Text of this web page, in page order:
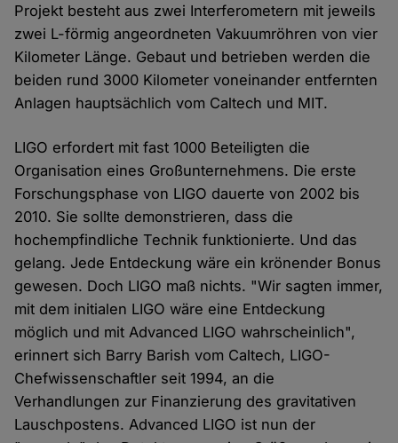
Projekt besteht aus zwei Interferometern mit jeweils
zwei L-förmig angeordneten Vakuumröhren von vier
Kilometer Länge. Gebaut und betrieben werden die
beiden rund 3000 Kilometer voneinander entfernten
Anlagen hauptsächlich vom Caltech und MIT.
LIGO erfordert mit fast 1000 Beteiligten die
Organisation eines Großunternehmens. Die erste
Forschungsphase von LIGO dauerte von 2002 bis
2010. Sie sollte demonstrieren, dass die
hochempfindliche Technik funktionierte. Und das
gelang. Jede Entdeckung wäre ein krönender Bonus
gewesen. Doch LIGO maß nichts. "Wir sagten immer,
mit dem initialen LIGO wäre eine Entdeckung
möglich und mit Advanced LIGO wahrscheinlich",
erinnert sich Barry Barish vom Caltech, LIGO-
Chefwissenschaftler seit 1994, an die
Verhandlungen zur Finanzierung des gravitativen
Lauschpostens. Advanced LIGO ist nun der